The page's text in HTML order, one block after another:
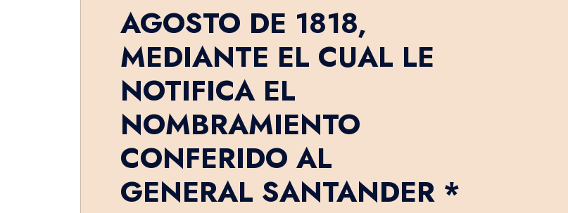
AGOSTO DE 1818,
MEDIANTE EL CUAL LE
NOTIFICA EL
NOMBRAMIENTO
CONFERIDO AL
GENERAL SANTANDER *